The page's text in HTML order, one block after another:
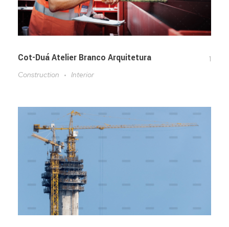
Cot-Duá Atelier Branco Arquitetura
1
Construction
Interior